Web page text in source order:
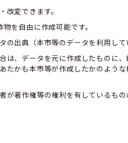
変できます。
を自由に作成可能です。
出典（本市等のデータを利用して
は、データを元に作成したものに
たかも本市等が作成したかのよう
が著作権等の権利を有しているも